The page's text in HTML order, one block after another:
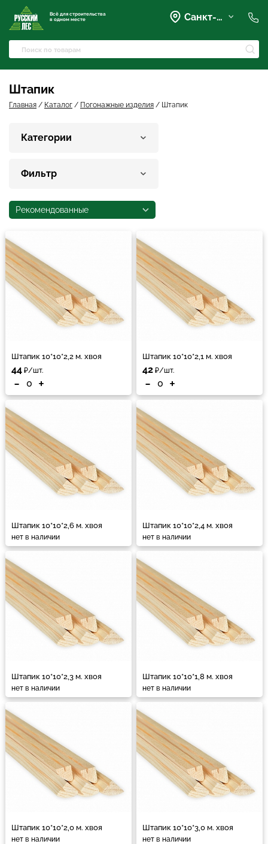
Всё для строительства
в одном месте
Санкт-Петербург
+7 (903) 684-62-00
Штапик
Главная / Каталог / Погонажные изделия / Штапик
Категории
Фильтр
Рекомендованные
Штапик 10*10*2,2 м. хвоя
44 ₽/шт.
- +
Штапик 10*10*2,1 м. хвоя
42 ₽/шт.
- +
Штапик 10*10*2,6 м. хвоя
нет в наличии
Штапик 10*10*2,4 м. хвоя
нет в наличии
Штапик 10*10*2,3 м. хвоя
нет в наличии
Штапик 10*10*1,8 м. хвоя
нет в наличии
Штапик 10*10*2,0 м. хвоя
нет в наличии
Штапик 10*10*3,0 м. хвоя
нет в наличии